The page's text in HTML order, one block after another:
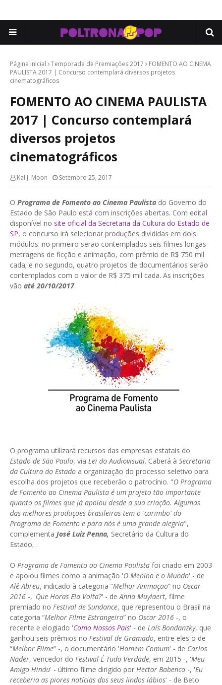
Página inicial Temporada de Premiações 2017
FOMENTO AO CINEMA
PAULISTA 2017 | Concurso contemplará diversos projetos
cinematográficos
FOMENTO AO CINEMA PAULISTA
2017 | Concurso contemplará
diversos projetos
cinematográficos
Kal J. Moon Setembro 25, 2017
O Programa de Fomento ao Cinema Paulista do Governo do
Estado de São Paulo está com inscrições abertas. Com edital
disponível no site oficial da Secretaria da Cultura do Estado de
SP, o concurso irá selecionar produções divididas em dois
módulos: no primeiro serão contemplados seis filmes longas-
metragens de ficção e animação, com prêmio de R$ 750 mil
cada; e no segundo, quatro projetos de documentários serão
contemplados com o valor de R$ 375 mil cada. As inscrições
vão até 20/10/2017.
O programa utilizará recursos das empresas estatais do
Estado de São Paulo, via Lei do Audiovisual. Caberá à Secretaria
da Cultura do Estado a organização do processo seletivo para
escolha dos projetos que receberão o patrocínio. "O Programa
de Fomento ao Cinema Paulista é um projeto tão importante
quanto os filmes que já apoiou desde a sua criação. Algumas
das melhores produções brasileiras tem o 'carimbo' do
Programa de Fomento e para nós é uma grande alegria",
complementa José Luiz Penna, Secretário da Cultura do
Estado, .
O Programa de Fomento ao Cinema Paulista foi criado em 2003
e apoiou filmes como a animação 'O Menino e o Mundo' - de
Alê Abreu, indicado à categoria “Melhor Animação” no Oscar
2016 -, 'Que Horas Ela Volta?' - deAnna Muylaert, filme
premiado no Festival de Sundance, que representou o Brasil na
categoria “Melhor Filme Estrangeiro” no Oscar 2016 -, o
recente e elogiado 'Como Nossos Pais' - de Laís Bondanzky, que
ganhou seis prêmios no Festival de Gramado, entre eles o de
“Melhor Filme” -, o documentário 'Homem Comum' - de Carlos
Nader, vencedor do Festival É Tudo Verdade, em 2015 -, 'Meu
Amigo Hindu' - último filme dirigido por Hector Babenco -, 'Eu
receberia as piores notícias dos seus lindos lábios' - de Beto